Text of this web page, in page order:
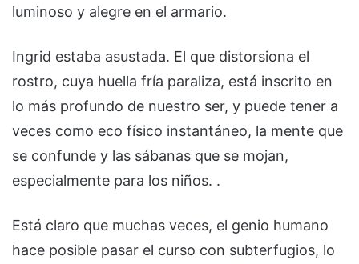
luminoso y alegre en el armario.
Ingrid estaba asustada. El que distorsiona el
rostro, cuya huella fría paraliza, está inscrito en
lo más profundo de nuestro ser, y puede tener a
veces como eco físico instantáneo, la mente que
se confunde y las sábanas que se mojan,
especialmente para los niños. .
Está claro que muchas veces, el genio humano
hace posible pasar el curso con subterfugios, lo